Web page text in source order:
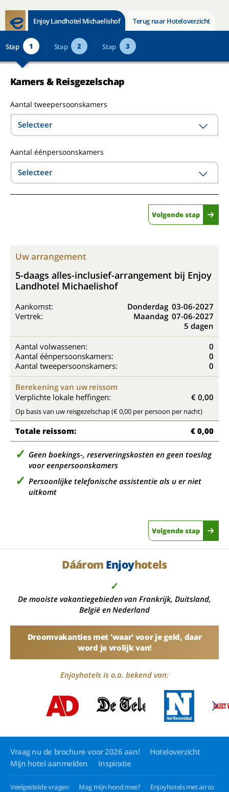
Enjoy Landhotel Michaelishof Terug naar Hoteloverzicht
Stap 1 Stap 2 Stap 3
Kamers & Reisgezelschap
Aantal tweepersoonskamers
Selecteer
Aantal éénpersoonskamers
Selecteer
Volgende stap
Uw arrangement
5-daags alles-inclusief-arrangement bij Enjoy
Landhotel Michaelishof
Aankomst: Donderdag 03-06-2027
Vertrek:
Maandag 07-06-2027
5 dagen
Aantal volwassenen:
0
Aantal éénpersoonskamers:
0
Aantal tweepersoonskamers:
0
Berekening van uw reissom
Verplichte lokale heffingen:
€ 0,00
Op basis van uw reisgezelschap (€ 0,00 per persoon per nacht)
Totale reissom: € 0,00
Geen boekings-, reserveringskosten en geen toeslag
voor eenpersoonskamers
Persoonlijke telefonische assistentie als u er niet
uitkomt
Volgende stap
Dáárom Enjoyhotels
✓
De mooiste vakantiegebieden van Frankrijk, Duitsland,
België en Nederland
Droomvakanties met 'waar' voor je geld, daar
word je vrolijk van!
Enjoyhotels is o.a. bekend van:
Vraag nu de brochure voor 2026 aan!
Hoteloverzicht
Mijn hotel aanmelden
Inspiratie
Veelgestelde vragen Mag mijn hond mee?
Enjoyhotels met airco